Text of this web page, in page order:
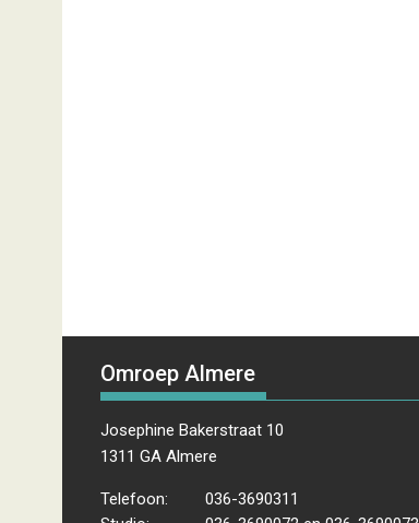
Omroep Almere
Josephine Bakerstraat 10
1311 GA Almere
Telefoon:
036-3690311